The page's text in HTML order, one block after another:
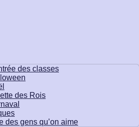
des classes
des Rois
des gens qu’on aime